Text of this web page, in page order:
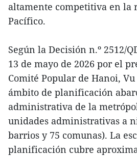
altamente competitiva en la
Pacífico.
Según la Decisión n.º 2512/
13 de mayo de 2026 por el
Comité Popular de Hanoi,
ámbito de planificación
administrativa de la
unidades administrativas a
barrios y 75 comunas). La
planificación cubre